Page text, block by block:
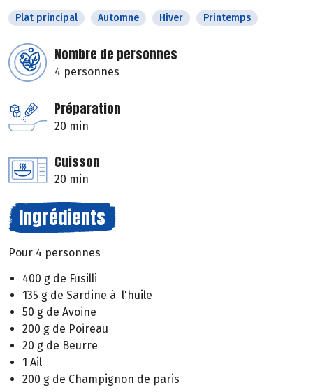
Plat principal Automne Hiver Printemps
Nombre de personnes
4 personnes
Préparation
20 min
Cuisson
20 min
Ingrédients
Pour 4 personnes
400 g de Fusilli
135 g de Sardine à l'huile
50 g de Avoine
200 g de Poireau
20 g de Beurre
1 Ail
200 g de Champignon de paris